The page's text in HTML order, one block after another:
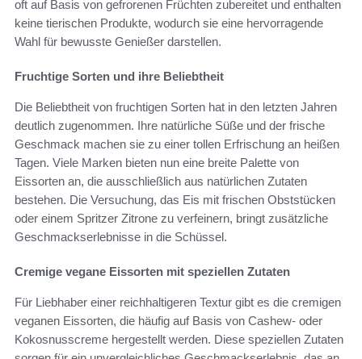
oft auf Basis von gefrorenen Früchten zubereitet und enthalten
keine tierischen Produkte, wodurch sie eine hervorragende
Wahl für bewusste Genießer darstellen.
Fruchtige Sorten und ihre Beliebtheit
Die Beliebtheit von fruchtigen Sorten hat in den letzten Jahren
deutlich zugenommen. Ihre natürliche Süße und der frische
Geschmack machen sie zu einer tollen Erfrischung an heißen
Tagen. Viele Marken bieten nun eine breite Palette von
Eissorten an, die ausschließlich aus natürlichen Zutaten
bestehen. Die Versuchung, das Eis mit frischen Obststücken
oder einem Spritzer Zitrone zu verfeinern, bringt zusätzliche
Geschmackserlebnisse in die Schüssel.
Cremige vegane Eissorten mit speziellen Zutaten
Für Liebhaber einer reichhaltigeren Textur gibt es die cremigen
veganen Eissorten, die häufig auf Basis von Cashew- oder
Kokosnusscreme hergestellt werden. Diese speziellen Zutaten